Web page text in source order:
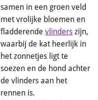
samen in een groen veld
met vrolijke bloemen en
fladderende vlinders zijn,
waarbij de kat heerlijk in
het zonnetjes ligt te
soezen en de hond achter
de vlinders aan het
rennen is.